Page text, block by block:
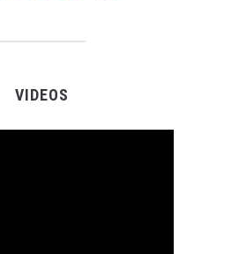
VIDEOS